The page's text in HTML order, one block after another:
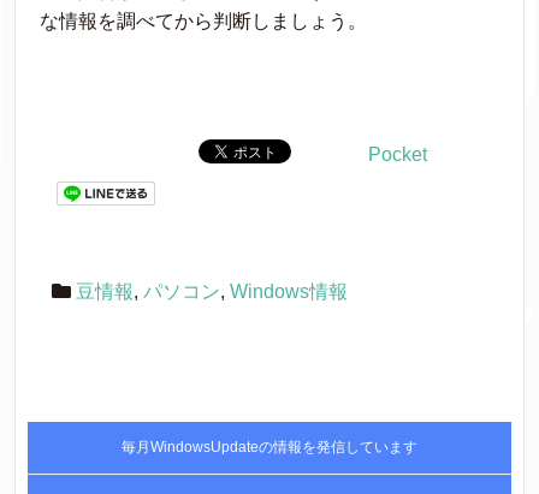
な情報を調べてから判断しましょう。
Pocket
豆情報, パソコン, Windows情報
毎月WindowsUpdateの情報を発信しています